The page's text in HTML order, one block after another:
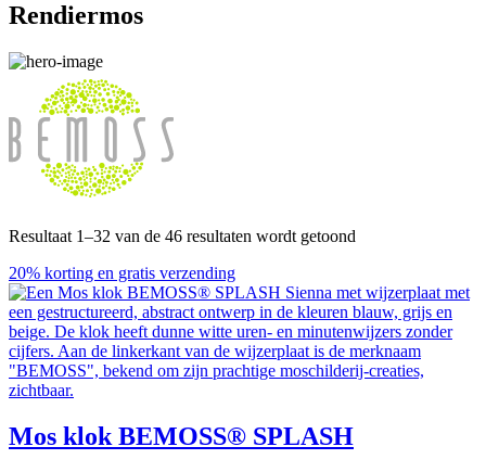
Rendiermos
Resultaat 1–32 van de 46 resultaten wordt getoond
20% korting en gratis verzending
Mos klok BEMOSS® SPLASH